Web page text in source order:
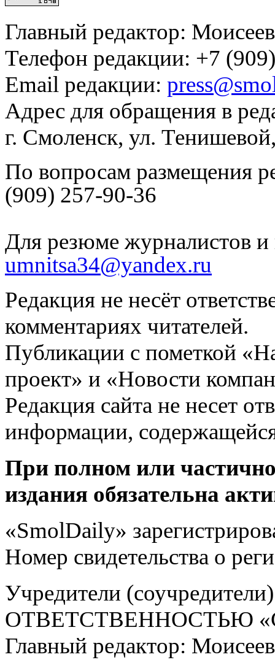
Главный редактор:
Телефон редакции: +7
Email редакции:
Адрес для обращения в
г. Смоленск, ул.
По вопросам размещения
(909) 257-90-36
Для резюме журналистов и
umnitsa34@yandex.ru
Редакция не несёт
комментариях читателей.
Публикации с пометкой
проект» и «Новости
Редакция сайта не несет
информации,
При полном или
издания обязательна
«SmolDaily»
Номер свидетельства о
Учредители
ОТВЕТСТВЕННОСТЬЮ
Главный редактор: